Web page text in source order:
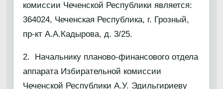
комиссии Чеченской Республики является:
364024, Чеченская Республика, г. Грозный,
пр-кт А.А.Кадырова, д. 3/25.
2. Начальнику планово-финансового отдела
аппарата Избирательной комиссии
Чеченской Республики А.У. Эдильгириеву